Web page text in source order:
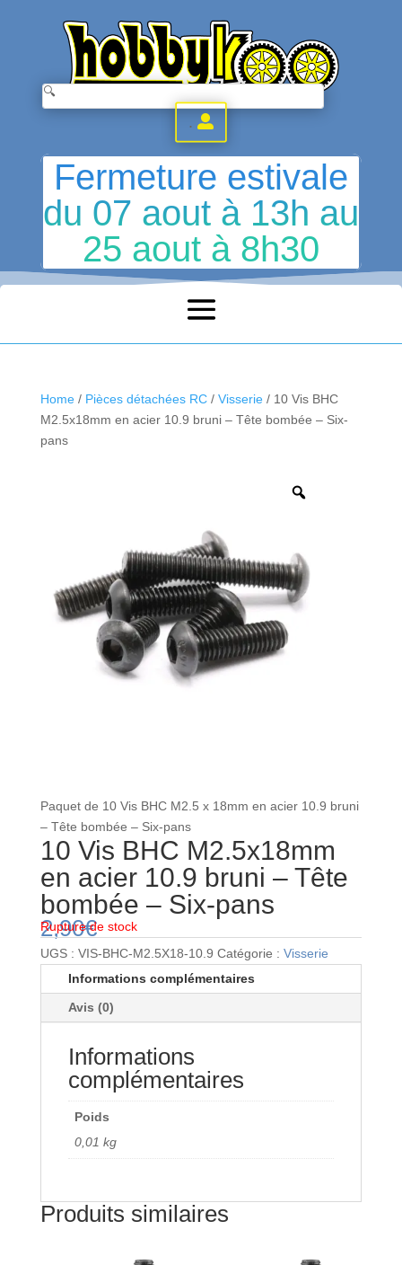
.
Fermeture estivale
du 07 aout à 13h au
25 aout à 8h30
Home/ Pièces détachées RC/ Visserie/ 10 Vis BHC
M2.5x18mm en acier 10.9 bruni – Tête bombée – Six-
pans
Paquet de 10 Vis BHC M2.5 x 18mm en acier 10.9 bruni
– Tête bombée – Six-pans
10 Vis BHC M2.5x18mm
en acier 10.9 bruni – Tête
bombée – Six-pans
2,90€
Rupture de stock
UGS : VIS-BHC-M2.5X18-10.9 Catégorie : Visserie
Informations complémentaires
Avis (0)
Informations
complémentaires
Poids
0,01 kg
Produits similaires